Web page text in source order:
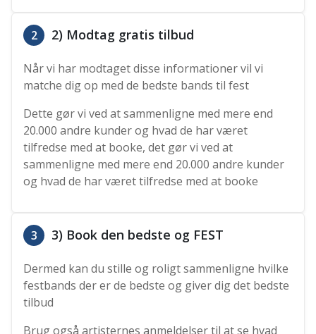
2 2) Modtag gratis tilbud
Når vi har modtaget disse informationer vil vi
matche dig op med de bedste bands til fest
Dette gør vi ved at sammenligne med mere end
20.000 andre kunder og hvad de har været
tilfredse med at booke, det gør vi ved at
sammenligne med mere end 20.000 andre kunder
og hvad de har været tilfredse med at booke
3 3) Book den bedste og FEST
Dermed kan du stille og roligt sammenligne hvilke
festbands der er de bedste og giver dig det bedste
tilbud
Brug også artisternes anmeldelser til at se hvad